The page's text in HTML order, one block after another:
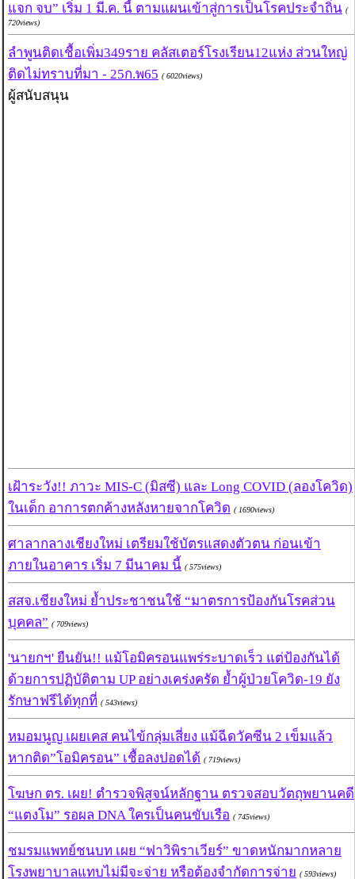
แจก จบ” เริ่ม 1 มี.ค. นี้ ตามแผนเข้าสู่การเป็นโรคประจำถิ่น (
720views)
ลำพูนติดเชื้อเพิ่ม349ราย คลัสเตอร์โรงเรียน12แห่ง ส่วนใหญ่
ติดไม่ทราบที่มา - 25ก.พ65 ( 6020views)
ผู้สนับสนุน
เฝ้าระวัง!! ภาวะ MIS-C (มิสซี) และ Long COVID (ลองโควิด)
ในเด็ก อาการตกค้างหลังหายจากโควิด ( 1690views)
ศาลากลางเชียงใหม่ เตรียมใช้บัตรแสดงตัวตน ก่อนเข้า
ภายในอาคาร เริ่ม 7 มีนาคม นี้ ( 575views)
สสจ.เชียงใหม่ ย้ำประชาชนใช้ “มาตรการป้องกันโรคส่วน
บุคคล” ( 709views)
'นายกฯ' ยืนยัน!! แม้โอมิครอนแพร่ระบาดเร็ว แต่ป้องกันได้
ด้วยการปฏิบัติตาม UP อย่างเคร่งครัด ย้ำผู้ป่วยโควิด-19 ยัง
รักษาฟรีได้ทุกที่ ( 543views)
หมอมนูญ เผยเคส คนไข้กลุ่มเสี่ยง แม้ฉีดวัคซีน 2 เข็มแล้ว
หากติด”โอมิครอน” เชื้อลงปอดได้ ( 719views)
โฆษก ตร. เผย! ตำรวจพิสูจน์หลักฐาน ตรวจสอบวัตถุพยานคดี
“แตงโม” รอผล DNA ใครเป็นคนขับเรือ ( 745views)
ชมรมแพทย์ชนบท เผย “ฟาวิพิราเวียร์” ขาดหนักมากหลาย
โรงพยาบาลแทบไม่มีจะจ่าย หรือต้องจำกัดการจ่าย ( 593views)